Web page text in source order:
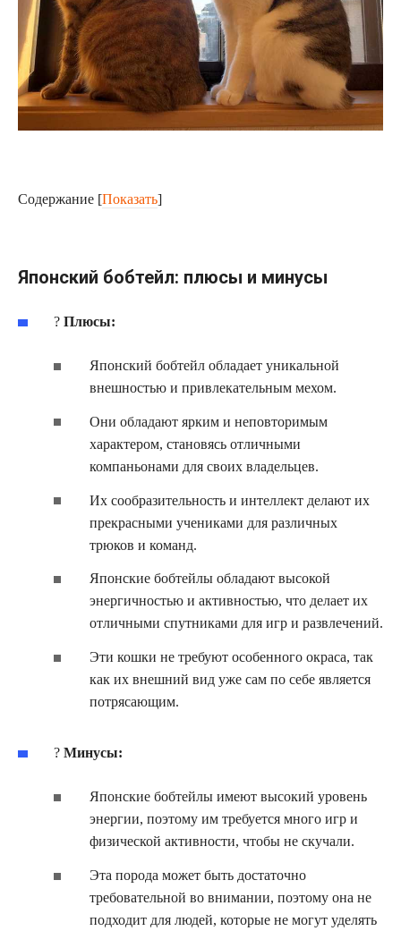
Содержание [Показать]
Японский бобтейл: плюсы и минусы
? Плюсы:
Японский бобтейл обладает уникальной
внешностью и привлекательным мехом.
Они обладают ярким и неповторимым
характером, становясь отличными
компаньонами для своих владельцев.
Их сообразительность и интеллект делают их
прекрасными учениками для различных
трюков и команд.
Японские бобтейлы обладают высокой
энергичностью и активностью, что делает их
отличными спутниками для игр и развлечений.
Эти кошки не требуют особенного окраса, так
как их внешний вид уже сам по себе является
потрясающим.
? Минусы:
Японские бобтейлы имеют высокий уровень
энергии, поэтому им требуется много игр и
физической активности, чтобы не скучали.
Эта порода может быть достаточно
требовательной во внимании, поэтому она не
подходит для людей, которые не могут уделять